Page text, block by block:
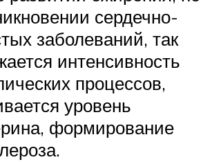
сердечно-
заболеваний, так
интенсивность
процессов,
уровень
формирование